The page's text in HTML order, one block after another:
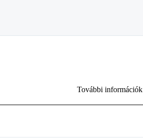
További információk